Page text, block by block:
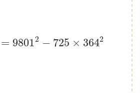
= 98012 − 725 × 3642
2− 725×3642=1